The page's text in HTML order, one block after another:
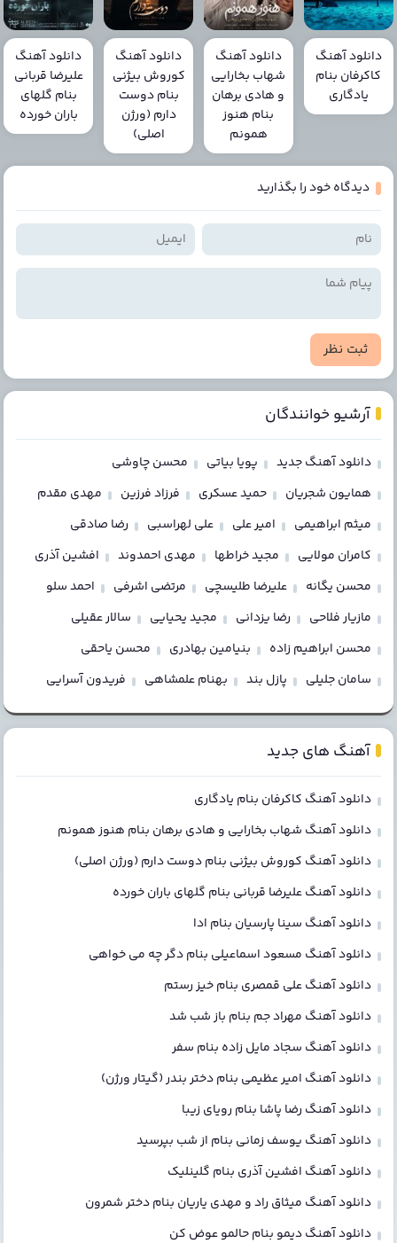
دانلود آهنگ
کاکرفان بنام
یادگاری
دانلود آهنگ
شهاب بخارایی
و هادی برهان
بنام هنوز
همونم
دانلود آهنگ
کوروش بیژنی
بنام دوست
دارم (ورژن
اصلی)
دانلود آهنگ
علیرضا قربانی
بنام گلهای
باران خورده
دیدگاه خود را بگذارید
ثبت نظر
آرشیو خوانندگان
دانلود آهنگ جدید پویا بیاتی
محسن چاوشی
همایون شجریان
حمید عسکری فرزاد فرزین
مهدی مقدم
میثم ابراهیمی
امیر علی علی لهراسبی
رضا صادقی
کامران مولایی
مجید خراطها مهدی احمدوند
افشین آذری
محسن یگانه
علیرضا طلیسچی مرتضی اشرفی
احمد سلو
مازیار فلاحی
رضا یزدانی مجید یحیایی
سالار عقیلی
محسن ابراهیم زاده
بنیامین بهادری
محسن یاحقی
سامان جلیلی
پازل بند بهنام علمشاهی فریدون آسرایی
آهنگ های جدید
دانلود آهنگ کاکرفان بنام یادگاری
دانلود آهنگ شهاب بخارایی و هادی برهان بنام هنوز همونم
دانلود آهنگ کوروش بیژنی بنام دوست دارم (ورژن اصلی)
دانلود آهنگ علیرضا قربانی بنام گلهای باران خورده
دانلود آهنگ سینا پارسیان بنام ادا
دانلود آهنگ مسعود اسماعیلی بنام دگر چه می خواهی
دانلود آهنگ علی قمصری بنام خیز رستم
دانلود آهنگ مهراد جم بنام باز شب شد
دانلود آهنگ سجاد مایل زاده بنام سفر
دانلود آهنگ امیر عظیمی بنام دختر بندر (گیتار ورژن)
دانلود آهنگ رضا پاشا بنام رویای زیبا
دانلود آهنگ یوسف زمانی بنام از شب بپرسید
دانلود آهنگ افشین آذری بنام گلینلیک
دانلود آهنگ میثاق راد و مهدی یاریان بنام دختر شمرون
دانلود آهنگ دیمو بنام حالمو عوض کن